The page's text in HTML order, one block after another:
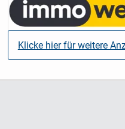
Klicke hier für weitere